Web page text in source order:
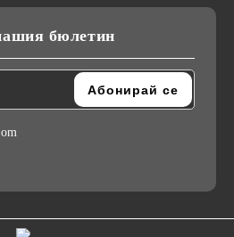
бюлетин